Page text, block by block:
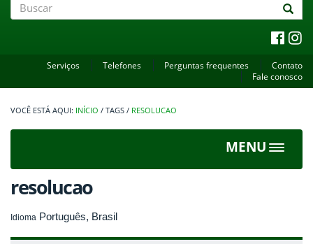
Serviços Telefones Perguntas frequentes
Contato
Fale conosco
INÍCIO / TAGS / RESOLUCAO
MENU
Toggle
resolucao
Idioma Português, Brasil